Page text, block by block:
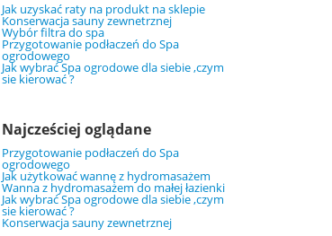
Jak uzyskać raty na produkt na sklepie
Konserwacja sauny zewnetrznej
Wybór filtra do spa
Przygotowanie podłaczeń do Spa
ogrodowego
Jak wybrać Spa ogrodowe dla siebie ,czym
sie kierować ?
Najcześciej oglądane
Przygotowanie podłaczeń do Spa
ogrodowego
Jak użytkować wannę z hydromasażem
Wanna z hydromasażem do małej łazienki
Jak wybrać Spa ogrodowe dla siebie ,czym
sie kierować ?
Konserwacja sauny zewnetrznej